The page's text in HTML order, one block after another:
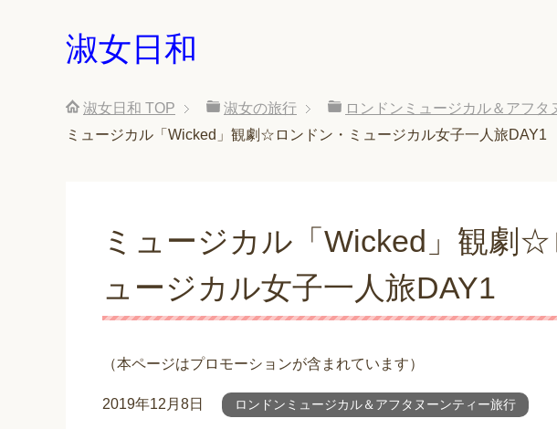
淑女日和
淑女日和 TOP 淑女の旅行
ロンドンミュージカル＆アフタ
ミュージカル「Wicked」観劇☆ロンドン・ミュージカル女子一人旅DAY1
ミュージカル「Wicked」観劇☆
ュージカル女子一人旅DAY1
（本ページはプロモーションが含まれています）
2019年12月8日 ロンドンミュージカル＆アフタヌーンティー旅行